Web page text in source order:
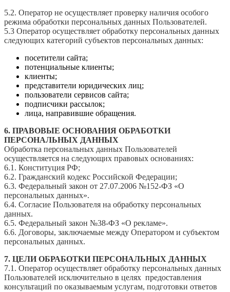
5.2. Оператор не осуществляет проверку наличия особого
режима обработки персональных данных Пользователей.
5.3 Оператор осуществляет обработку персональных данных
следующих категорий субъектов персональных данных:
посетители сайта;
потенциальные клиенты;
клиенты;
представители юридических лиц;
пользователи сервисов сайта;
подписчики рассылок;
лица, направившие обращения.
6. ПРАВОВЫЕ ОСНОВАНИЯ ОБРАБОТКИ
ПЕРСОНАЛЬНЫХ ДАННЫХ
Обработка персональных данных Пользователей
осуществляется на следующих правовых основаниях:
6.1. Конституция РФ;
6.2. Гражданский кодекс Российской Федерации;
6.3. Федеральный закон от 27.07.2006 №152-ФЗ «О
персональных данных».
6.4. Согласие Пользователя на обработку персональных
данных.
6.5. Федеральный закон №38-ФЗ «О рекламе».
6.6. Договоры, заключаемые между Оператором и субъектом
персональных данных.
7. ЦЕЛИ ОБРАБОТКИ ПЕРСОНАЛЬНЫХ ДАННЫХ
7.1. Оператор осуществляет обработку персональных данных
Пользователей исключительно в целях предоставления
консультаций по оказываемым услугам, подготовки ответов